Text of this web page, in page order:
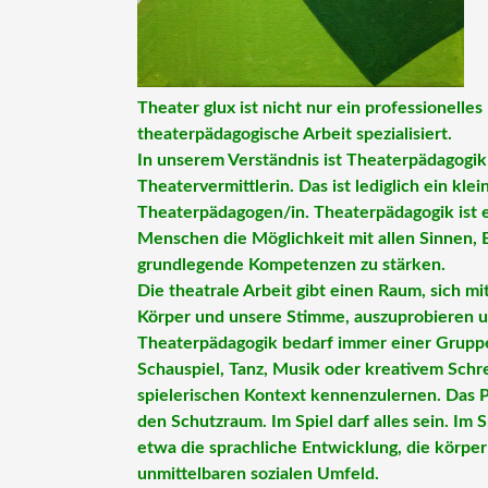
Theater glux ist nicht nur ein
theaterpädagogische Arbeit spezialisiert.
In unserem Verständnis ist
Theatervermittlerin. Das ist lediglich ein
Theaterpädagogen/in. Theaterpädagogik
Menschen die Möglichkeit mit allen Sinnen,
grundlegende Kompetenzen zu stärken.
Die theatrale Arbeit gibt einen Raum, sich
Körper und unsere Stimme, auszuprobieren
Theaterpädagogik bedarf immer einer
Schauspiel, Tanz, Musik oder kreativem
spielerischen Kontext kennenzulernen. Das
den Schutzraum. Im Spiel darf alles sein. Im
etwa die sprachliche Entwicklung, die
unmittelbaren sozialen Umfeld.